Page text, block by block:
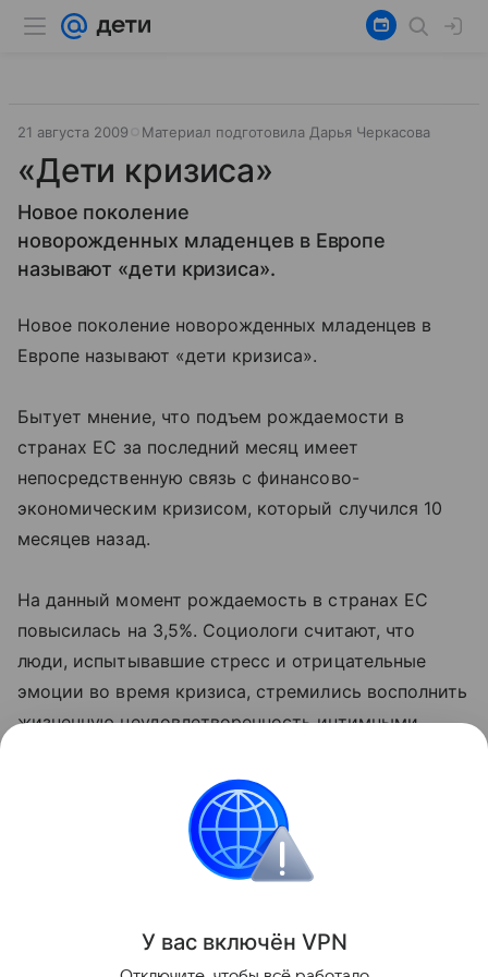
21 августа 2009 Материал подготовила Дарья Черкасова
«Дети кризиса»
Новое поколение
новорожденных младенцев в Европе
называют «дети кризиса».
Новое поколение новорожденных младенцев в
Европе называют «дети кризиса».
Бытует мнение, что подъем рождаемости в
странах ЕС за последний месяц имеет
непосредственную связь с финансово-
экономическим кризисом, который случился 10
месяцев назад.
На данный момент рождаемость в странах ЕС
повысилась на 3,5%. Социологи считают, что
люди, испытывавшие стресс и отрицательные
эмоции во время кризиса, стремились восполнить
жизненную неудовлетворенность интимными
Всплеск рождаемости наблюдается именно
сейчас, в последние недели месяца, то есть даты
зачатия новорожденных совпадают с датами
Поделиться
У вас включён VPN